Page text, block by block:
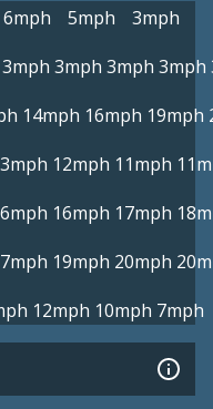
6mph 5mph
3mph
3mph 3mph 3mph 3mph
14mph 16mph 19mph
12mph 11mph
16mph 17mph
19mph 20mph
12mph 10mph 7mph